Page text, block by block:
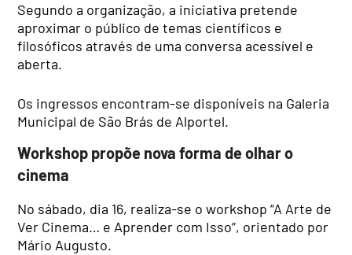
Segundo a organização, a iniciativa pretende
aproximar o público de temas científicos e
filosóficos através de uma conversa acessível e
aberta.
Os ingressos encontram-se disponíveis na Galeria
Municipal de São Brás de Alportel.
Workshop propõe nova forma de olhar o
cinema
No sábado, dia 16, realiza-se o workshop “A Arte de
Ver Cinema… e Aprender com Isso”, orientado por
Mário Augusto.